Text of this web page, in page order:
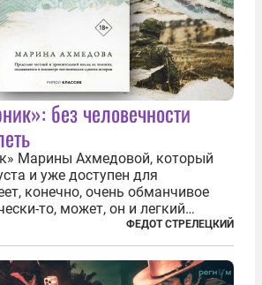
без человечности
Марины Ахмедовой, который
и уже доступен для
конечно, очень обманчивое
то, может, он и легкий
метафизически —
тяжелый. Десять рассказов,
напрямую или косвенно (в
ФЕДОТ СТРЕЛЕЦКИЙ